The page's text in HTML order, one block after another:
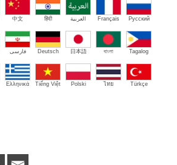
中文 हिंदी العربية Français Русский
فارسی Deutsch 日本語 বাংলা Tagalog
Ελληνικά Tiếng Việt Polski ไทย Türkçe